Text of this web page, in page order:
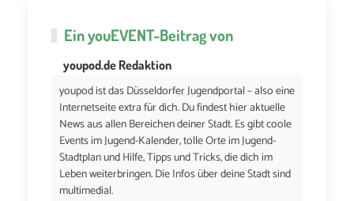
EinyouEVENT-Beitrag von
youpod.de Redaktion
youpod ist das Düsseldorfer Jugendportal – also eine
Internetseite extra für dich. Du findest hier aktuelle
News aus allen Bereichen deiner Stadt. Es gibt coole
Events im Jugend-Kalender, tolle Orte im Jugend-
Stadtplan und Hilfe, Tipps und Tricks, die dich im
Leben weiterbringen. Die Infos über deine Stadt sind
multimedial.